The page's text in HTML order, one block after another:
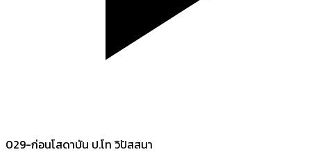
029-ก่อนโสดาบัน ป.โท วิปัสสนา